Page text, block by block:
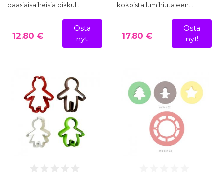
pääsiäisaiheisia pikkul…
12,80 €
Osta
nyt!
kokoista lumihiutaleen…
17,80 €
Osta
nyt!